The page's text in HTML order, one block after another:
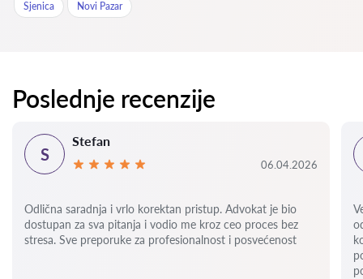
Sjenica Novi Pazar
Poslednje recenzije
S
Stefan
06.04.2026
Odlična saradnja i vrlo korektan pristup. Advokat je bio
dostupan za sva pitanja i vodio me kroz ceo proces bez
stresa. Sve preporuke za profesionalnost i posvećenost